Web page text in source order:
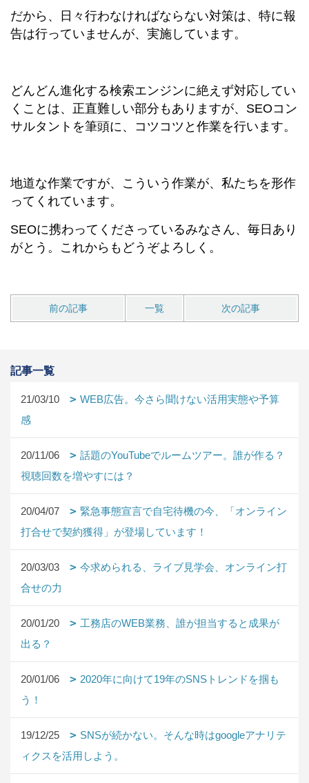
だから、日々行わなければならない対策は、特に報
告は行っていませんが、実施しています。
どんどん進化する検索エンジンに絶えず対応してい
くことは、正直難しい部分もありますが、SEOコン
サルタントを筆頭に、コツコツと作業を行います。
地道な作業ですが、こういう作業が、私たちを形作
ってくれています。
SEOに携わってくださっているみなさん、毎日あり
がとう。これからもどうぞよろしく。
前の記事 一覧 次の記事
記事一覧
21/03/10
WEB広告。今さら聞けない活用実態や予算
感
20/11/06
話題のYouTubeでルームツアー。誰が作る？
視聴回数を増やすには？
20/04/07
緊急事態宣言で自宅待機の今、「オンライン
打合せで契約獲得」が登場しています！
20/03/03
今求められる、ライブ見学会、オンライン打
合せの力
20/01/20
工務店のWEB業務、誰が担当すると成果が
出る？
20/01/06
2020年に向けて19年のSNSトレンドを掴も
う！
19/12/25
SNSが続かない。そんな時はgoogleアナリテ
ィクスを活用しよう。